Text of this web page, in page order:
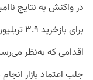
در واکنش به نتایج
برای
اقدامی که به‌نظر
جلب اعتماد بازار